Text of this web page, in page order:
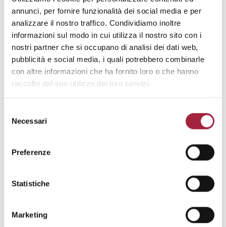
annunci, per fornire funzionalità dei social media e per
analizzare il nostro traffico. Condividiamo inoltre
informazioni sul modo in cui utilizza il nostro sito con i
nostri partner che si occupano di analisi dei dati web,
pubblicità e social media, i quali potrebbero combinarle
con altre informazioni che ha fornito loro o che hanno
raccolto dal suo utilizzo dei loro servizi.
delNecessari
Preferenze
Statistiche
Marketing
journey through various gourmet stations,
culminating in a live show-cooking of mini-Sicilian
cannoli.
The captivating sounds ofKenn Bailey , a
prominent British saxophonist and performer on
the European soul scene, will offer a powerful
and elegant experience. Performing with his
Soul, and Jazz.